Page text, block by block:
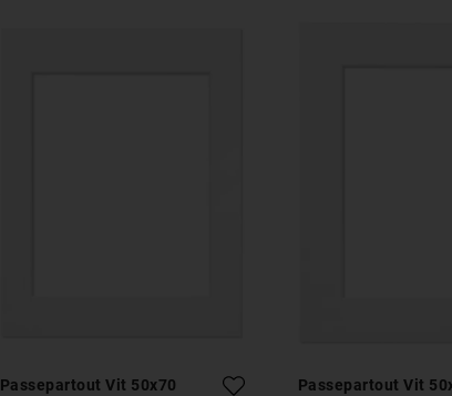
Passepartout Vit 50x70
Passepartout Vit